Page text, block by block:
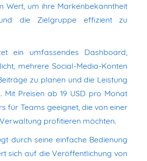
Wert, um ihre Markenbekanntheit
die Zielgruppe effizient zu
ein umfassendes Dashboard,
mehrere Social-Media-Konten
zu planen und die Leistung
Mit Preisen ab 19 USD pro Monat
für Teams geeignet, die von einer
profitieren möchten.
durch seine einfache Bedienung
sich auf die Veröffentlichung von